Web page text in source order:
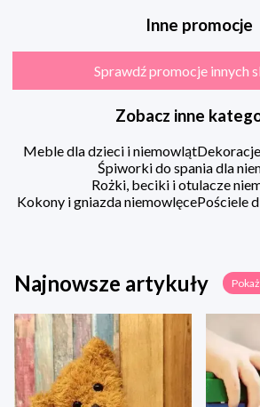
Inne promocje
Sprawdź promocje innych
Zobacz inne
Meble dla dzieci i niemowląt
Śpiworki do spania dla
Rożki, beciki i otulacze
Kokony i gniazda niemowlęcePościele
Najnowsze artykuły